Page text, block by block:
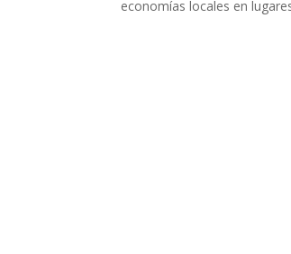
economías locales en